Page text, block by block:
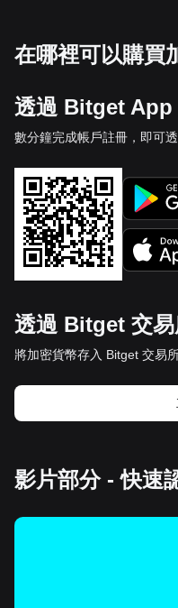
在哪裡可以購買
透過 Bitget App
數分鐘完成帳戶註冊，即可
透過 Bitget 交
將加密貨幣存入 Bitget 交易
影片部分 - 快速